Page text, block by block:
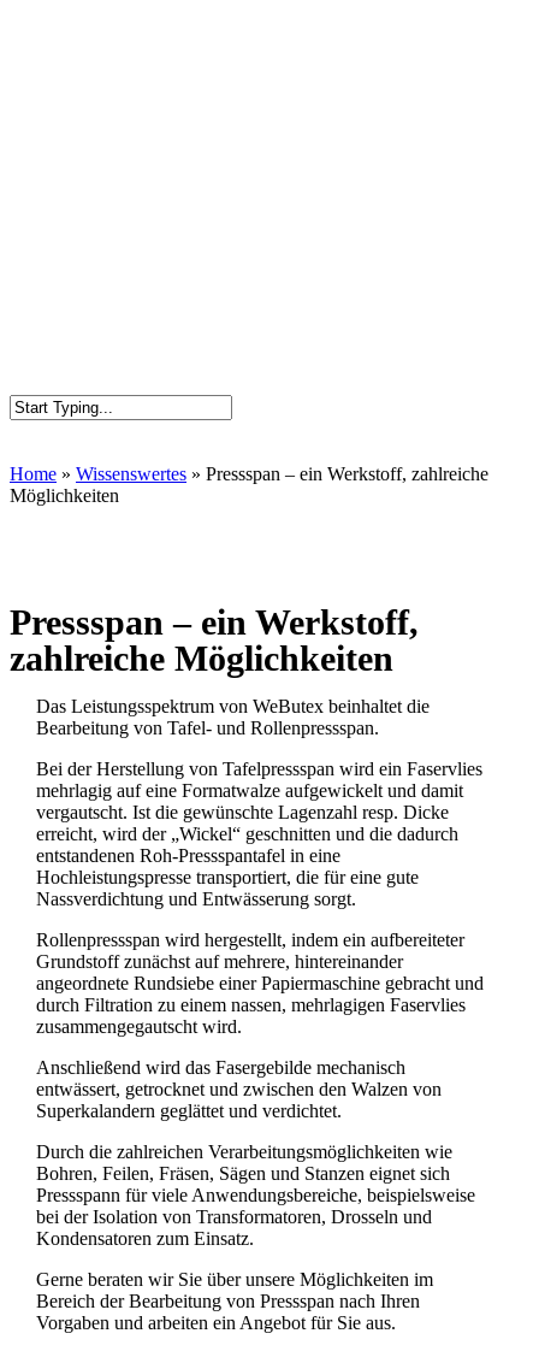
Home » Wissenswertes » Pressspan – ein Werkstoff, zahlreiche
Möglichkeiten
Pressspan – ein Werkstoff,
zahlreiche Möglichkeiten
Das Leistungsspektrum von WeButex beinhaltet die
Bearbeitung von Tafel- und Rollenpressspan.
Bei der Herstellung von Tafelpressspan wird ein Faservlies
mehrlagig auf eine Formatwalze aufgewickelt und damit
vergautscht. Ist die gewünschte Lagenzahl resp. Dicke
erreicht, wird der „Wickel“ geschnitten und die dadurch
entstandenen Roh-Pressspantafel in eine
Hochleistungspresse transportiert, die für eine gute
Nassverdichtung und Entwässerung sorgt.
Rollenpressspan wird hergestellt, indem ein aufbereiteter
Grundstoff zunächst auf mehrere, hintereinander
angeordnete Rundsiebe einer Papiermaschine gebracht und
durch Filtration zu einem nassen, mehrlagigen Faservlies
zusammengegautscht wird.
Anschließend wird das Fasergebilde mechanisch
entwässert, getrocknet und zwischen den Walzen von
Superkalandern geglättet und verdichtet.
Durch die zahlreichen Verarbeitungsmöglichkeiten wie
Bohren, Feilen, Fräsen, Sägen und Stanzen eignet sich
Pressspann für viele Anwendungsbereiche, beispielsweise
bei der Isolation von Transformatoren, Drosseln und
Kondensatoren zum Einsatz.
Gerne beraten wir Sie über unsere Möglichkeiten im
Bereich der Bearbeitung von Pressspan nach Ihren
Vorgaben und arbeiten ein Angebot für Sie aus.